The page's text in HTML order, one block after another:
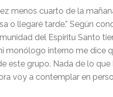
menos cuarto de la
o llegaré tarde.” Según
del Espiritu Santo
monólogo interno me dice
este grupo. Nada de lo
voy a contemplar en